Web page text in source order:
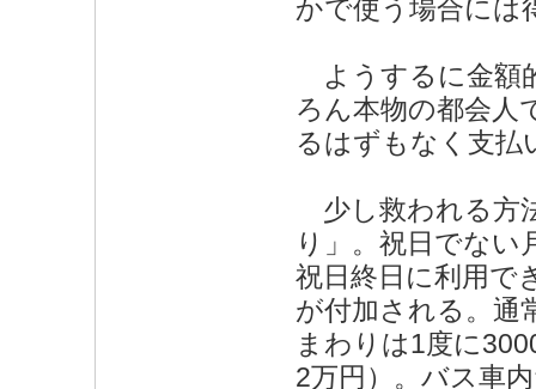
かで使う場合には
ようするに金額
ろん本物の都会人
るはずもなく支払
少し救われる方
り」。祝日でない
祝日終日に利用で
が付加される。通
まわりは1度に
2万円）。バス車